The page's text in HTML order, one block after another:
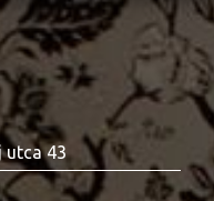
utca 43